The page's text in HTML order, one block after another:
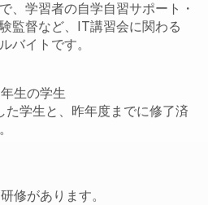
、学習者の自学自習サポート・
監督など、IT講習会に関わる
バイトです。
生の学生
た学生と、昨年度までに修了済
修があります。